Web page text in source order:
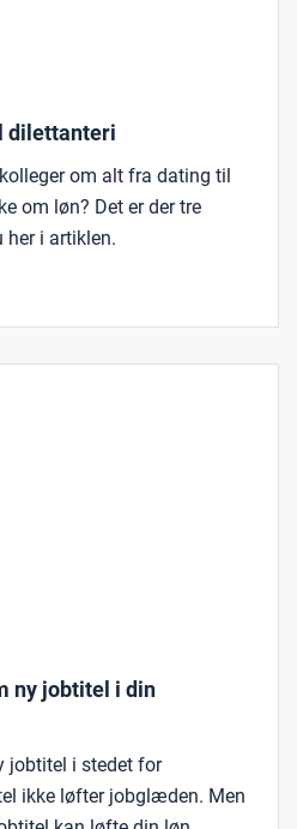
dilettanteri
om alt fra dating til
om løn? Det er der tre
her i artiklen.
ny jobtitel i din
jobtitel i stedet for
ikke løfter jobglæden. Men